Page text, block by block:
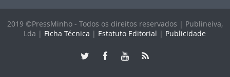
2019 ©PressMinho - Todos os direitos reservados | Publineiva,
Lda | Ficha Técnica | Estatuto Editorial | Publicidade